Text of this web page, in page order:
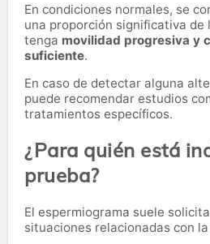
En condiciones normales, se
una proporción significativa de
tenga movilidad progresiva y
suficiente.
En caso de detectar alguna
puede recomendar estudios
tratamientos específicos.
¿Para quién está
prueba?
El espermiograma suele
situaciones relacionadas con